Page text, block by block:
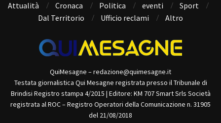
Attualità Cronaca Politica eventi
Sport
Dal Territorio
Ufficio reclami Altro
QuiMesagne – redazione@quimesagne.it
Testata giornalistica Qui Mesagne registrata presso il Tribunale di
Brindisi Registro stampa 4/2015 | Editore: KM 707 Smart Srls Società
registrata al ROC – Registro Operatori della Comunicazione n. 31905
del 21/08/2018